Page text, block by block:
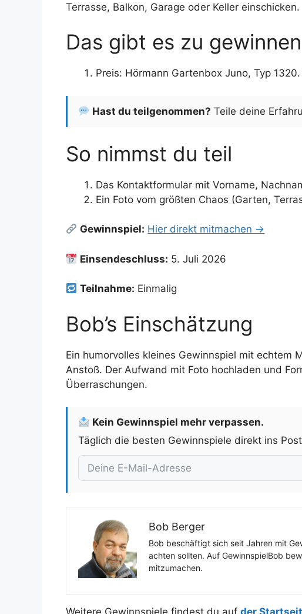
Terrasse, Balkon, Garage oder Keller einschicken.
Das gibt es zu gewinnen
Preis: Hörmann Gartenbox Juno, Typ
Hast du teilgenommen? Teile deine
So nimmst du teil
Das Kontaktformular mit Vorname,
Ein Foto vom größten Chaos (Garten,
Gewinnspiel: Hier direkt mitmachen →
Einsendeschluss: 5. Juli 2026
Teilnahme: Einmalig
Bob’s Einschätzung
Ein humorvolles kleines Gewinnspiel mit echtem
Anstoß. Der Aufwand mit Foto hochladen und
Überraschungen.
Kein Gewinnspiel mehr verpassen.
Täglich die besten Gewinnspiele direkt ins
Bob Berger
Bob beschäftigt sich seit Jahren mit
achten sollten. Auf GewinnspielBob
mitzumachen.